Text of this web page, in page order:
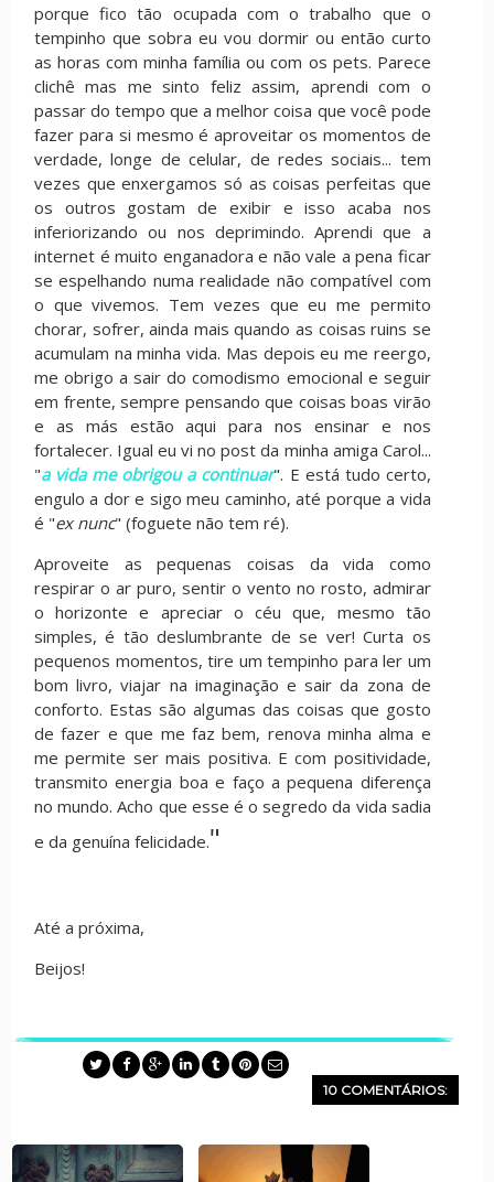
porque fico tão ocupada com o trabalho que o
tempinho que sobra eu vou dormir ou então curto
as horas com minha família ou com os pets. Parece
clichê mas me sinto feliz assim, aprendi com o
passar do tempo que a melhor coisa que você pode
fazer para si mesmo é aproveitar os momentos de
verdade, longe de celular, de redes sociais... tem
vezes que enxergamos só as coisas perfeitas que
os outros gostam de exibir e isso acaba nos
inferiorizando ou nos deprimindo. Aprendi que a
internet é muito enganadora e não vale a pena ficar
se espelhando numa realidade não compatível com
o que vivemos. Tem vezes que eu me permito
chorar, sofrer, ainda mais quando as coisas ruins se
acumulam na minha vida. Mas depois eu me reergo,
me obrigo a sair do comodismo emocional e seguir
em frente, sempre pensando que coisas boas virão
e as más estão aqui para nos ensinar e nos
fortalecer. Igual eu vi no post da minha amiga Carol...
"a vida me obrigou a continuar". E está tudo certo,
engulo a dor e sigo meu caminho, até porque a vida
é "ex nunc" (foguete não tem ré).
Aproveite as pequenas coisas da vida como
respirar o ar puro, sentir o vento no rosto, admirar
o horizonte e apreciar o céu que, mesmo tão
simples, é tão deslumbrante de se ver! Curta os
pequenos momentos, tire um tempinho para ler um
bom livro, viajar na imaginação e sair da zona de
conforto. Estas são algumas das coisas que gosto
de fazer e que me faz bem, renova minha alma e
me permite ser mais positiva. E com positividade,
transmito energia boa e faço a pequena diferença
no mundo. Acho que esse é o segredo da vida sadia
e da genuína felicidade."
Até a próxima,
Beijos!
10 COMENTÁRIOS: